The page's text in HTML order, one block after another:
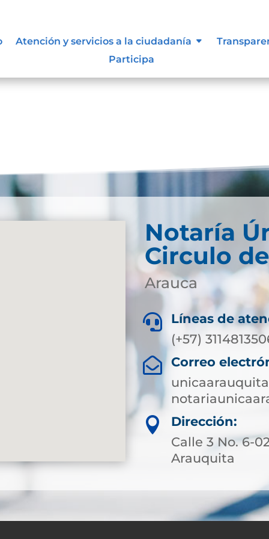
Atención y servicios a la ciudadanía
Participa
Trate de perfeccionar su búsqueda o utilice la
Notaría
Circulo
Arauca

Líneas de
(+57)

Correo

Dirección:
Calle 3 No. 6-
Arauquita